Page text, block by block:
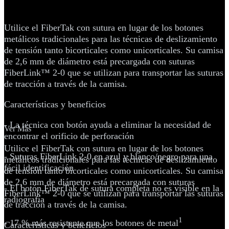
Utilice el FiberTak con sutura en lugar de los botones
metálicos tradicionales para las técnicas de deslizamiento
de tensión tanto bicorticales como unicorticales. Su camisa
de 2,6 mm de diámetro está precargada con suturas
FiberLink™ 2-0 que se utilizan para transportar las suturas
de tracción a través de la camisa.
Características y beneficios
- La técnica con botón ayuda a eliminar la necesidad de
encontrar el orificio de perforación
- Suturas FiberLink 2-0 en azul y blanco/negro para una
fácil identificación
- El botón FiberTak de sutura completa no es visible en la
radiografía
- 17 % más resistente que los botones de metal1
Ver Más
Utilice el FiberTak con sutura en lugar de los botones
metálicos tradicionales para las técnicas de deslizamiento
de tensión tanto bicorticales como unicorticales. Su camisa
de 2,6 mm de diámetro está precargada con suturas
FiberLink™ 2-0 que se utilizan para transportar las suturas
de tracción a través de la camisa.
Características y beneficios